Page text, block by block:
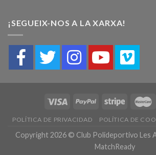
¡SEGUEIX-NOS A LA XARXA!
POLÍTICA DE PRIVACIDAD POLÍTICA DE
Copyright 2026 © Club Polideportivo Les
MatchReady